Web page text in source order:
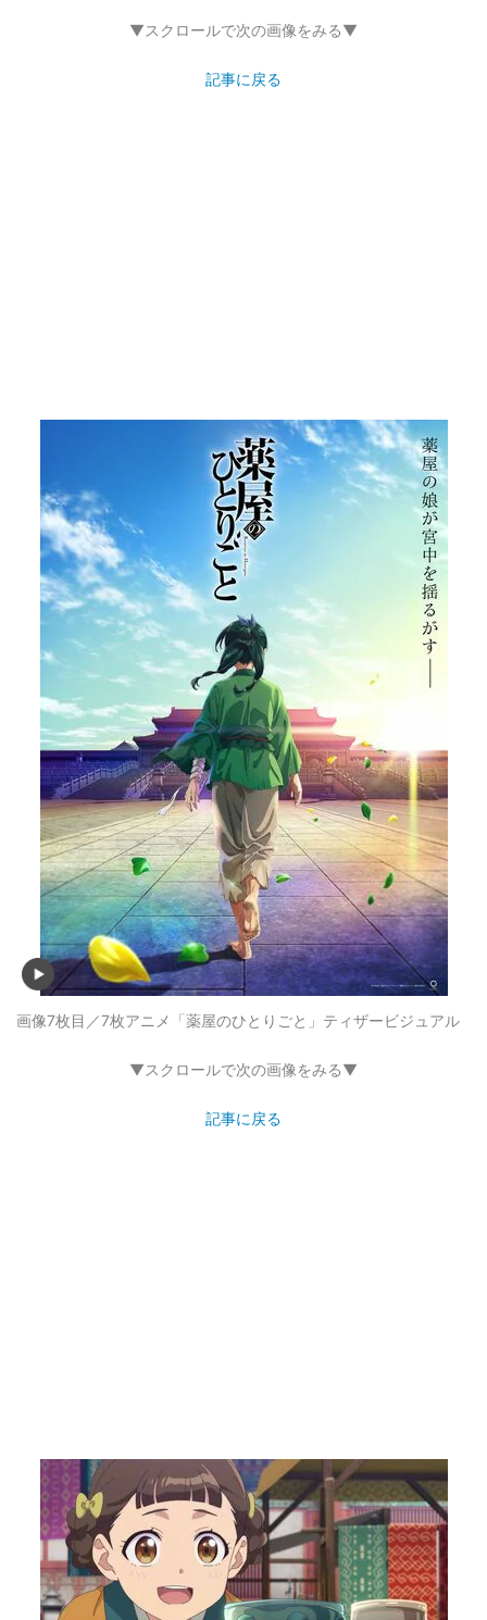
▼スクロールで次の画像をみる▼
記事に戻る
画像7枚目／7枚アニメ「薬屋のひとりごと」ティザービジュアル
▼スクロールで次の画像をみる▼
記事に戻る